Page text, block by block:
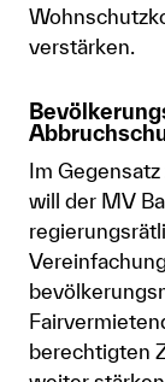
verstärken.
Im
will der MV
berechtigten